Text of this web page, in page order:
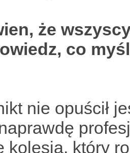
że
co
nie opuścił
kolesia, który